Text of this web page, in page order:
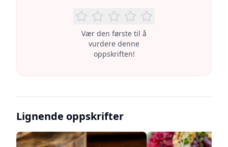
Vær den første til å
vurdere denne
oppskriften!
Lignende oppskrifter